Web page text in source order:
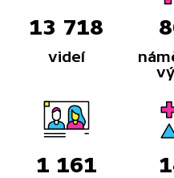
13 718
videí
1 161